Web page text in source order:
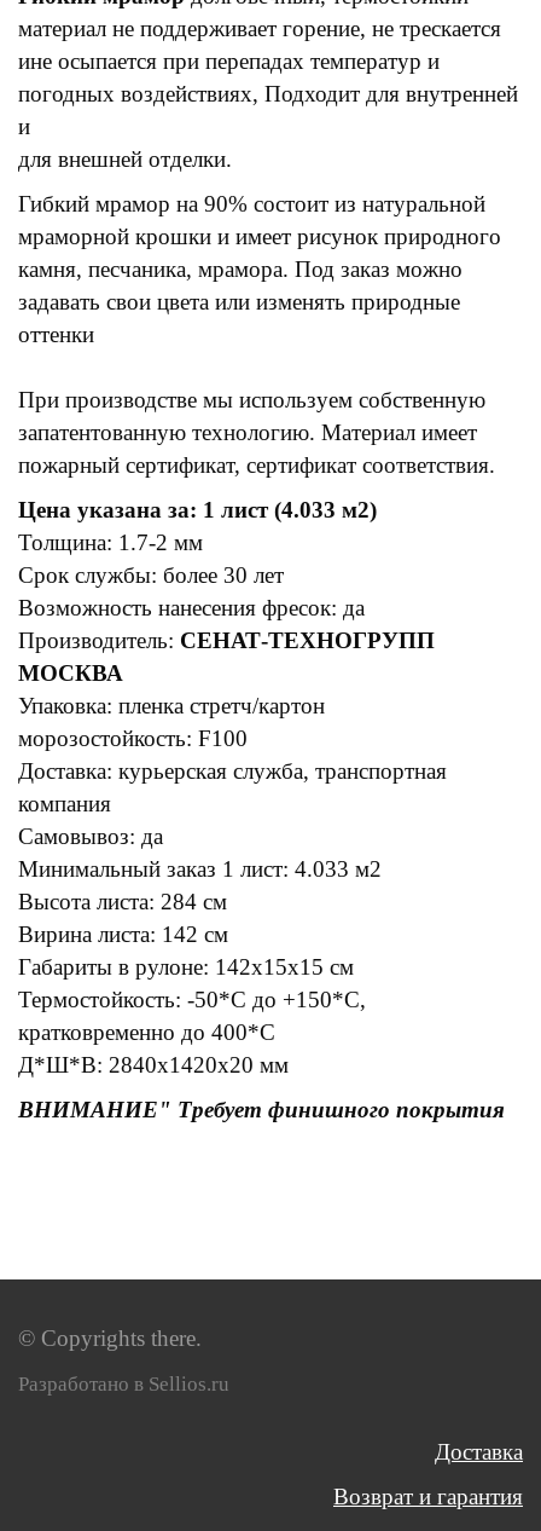
материал не поддерживает горение, не трескается
ине осыпается при перепадах температур и
погодных воздействиях, Подходит для внутренней
и
для внешней отделки.
Гибкий мрамор на 90% состоит из натуральной
мраморной крошки и имеет рисунок природного
камня, песчаника, мрамора. Под заказ можно
задавать свои цвета или изменять природные
оттенки
При производстве мы используем собственную
запатентованную технологию. Материал имеет
пожарный сертификат, сертификат соответствия.
Цена указана за: 1 лист (4.033 м2)
Толщина: 1.7-2 мм
Срок службы: более 30 лет
Возможность нанесения фресок: да
Производитель: СЕНАТ-ТЕХНОГРУПП
МОСКВА
Упаковка: пленка стретч/картон
морозостойкость: F100
Доставка: курьерская служба, транспортная
компания
Самовывоз: да
Минимальный заказ 1 лист: 4.033 м2
Высота листа: 284 см
Вирина листа: 142 см
Габариты в рулоне: 142х15х15 см
Термостойкость: -50*С до +150*С,
кратковременно до 400*С
Д*Ш*В: 2840х1420х20 мм
ВНИМАНИЕ" Требует финишного покрытия
© Copyrights there.
Разработано в Sellios.ru
Доставка
Возврат и гарантия